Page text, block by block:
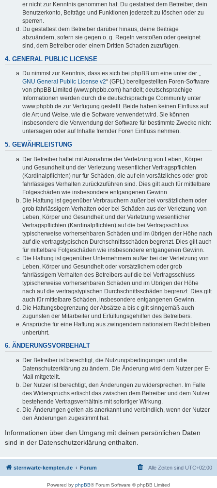
er nicht zur Kenntnis genommen hat. Du gestattest dem Betreiber, dein
Benutzerkonto, Beiträge und Funktionen jederzeit zu löschen oder zu
sperren.
Du gestattest dem Betreiber darüber hinaus, deine Beiträge
abzuändern, sofern sie gegen o. g. Regeln verstoßen oder geeignet
sind, dem Betreiber oder einem Dritten Schaden zuzufügen.
4. GENERAL PUBLIC LICENSE
Du nimmst zur Kenntnis, dass es sich bei phpBB um eine unter der „
GNU General Public License v2“ (GPL) bereitgestellten Foren-Software
von phpBB Limited (www.phpbb.com) handelt; deutschsprachige
Informationen werden durch die deutschsprachige Community unter
www.phpbb.de zur Verfügung gestellt. Beide haben keinen Einfluss auf
die Art und Weise, wie die Software verwendet wird. Sie können
insbesondere die Verwendung der Software für bestimmte Zwecke nicht
untersagen oder auf Inhalte fremder Foren Einfluss nehmen.
5. GEWÄHRLEISTUNG
Der Betreiber haftet mit Ausnahme der Verletzung von Leben, Körper
und Gesundheit und der Verletzung wesentlicher Vertragspflichten
(Kardinalpflichten) nur für Schäden, die auf ein vorsätzliches oder grob
fahrlässiges Verhalten zurückzuführen sind. Dies gilt auch für mittelbare
Folgeschäden wie insbesondere entgangenen Gewinn.
Die Haftung ist gegenüber Verbrauchern außer bei vorsätzlichem oder
grob fahrlässigem Verhalten oder bei Schäden aus der Verletzung von
Leben, Körper und Gesundheit und der Verletzung wesentlicher
Vertragspflichten (Kardinalpflichten) auf die bei Vertragsschluss
typischerweise vorhersehbaren Schäden und im übrigen der Höhe nach
auf die vertragstypischen Durchschnittsschäden begrenzt. Dies gilt auch
für mittelbare Folgeschäden wie insbesondere entgangenen Gewinn.
Die Haftung ist gegenüber Unternehmern außer bei der Verletzung von
Leben, Körper und Gesundheit oder vorsätzlichem oder grob
fahrlässigem Verhalten des Betreibers auf die bei Vertragsschluss
typischerweise vorhersehbaren Schäden und im Übrigen der Höhe
nach auf die vertragstypischen Durchschnittsschäden begrenzt. Dies gilt
auch für mittelbare Schäden, insbesondere entgangenen Gewinn.
Die Haftungsbegrenzung der Absätze a bis c gilt sinngemäß auch
zugunsten der Mitarbeiter und Erfüllungsgehilfen des Betreibers.
Ansprüche für eine Haftung aus zwingendem nationalem Recht bleiben
unberührt.
6. ÄNDERUNGSVORBEHALT
Der Betreiber ist berechtigt, die Nutzungsbedingungen und die
Datenschutzerklärung zu ändern. Die Änderung wird dem Nutzer per E-
Mail mitgeteilt.
Der Nutzer ist berechtigt, den Änderungen zu widersprechen. Im Falle
des Widerspruchs erlischt das zwischen dem Betreiber und dem Nutzer
bestehende Vertragsverhältnis mit sofortiger Wirkung.
Die Änderungen gelten als anerkannt und verbindlich, wenn der Nutzer
den Änderungen zugestimmt hat.
Informationen über den Umgang mit deinen persönlichen Daten
sind in der Datenschutzerklärung enthalten.
sternwarte-kempten.de Forum Alle Zeiten sind UTC+02:00
Powered by phpBB® Forum Software © phpBB Limited